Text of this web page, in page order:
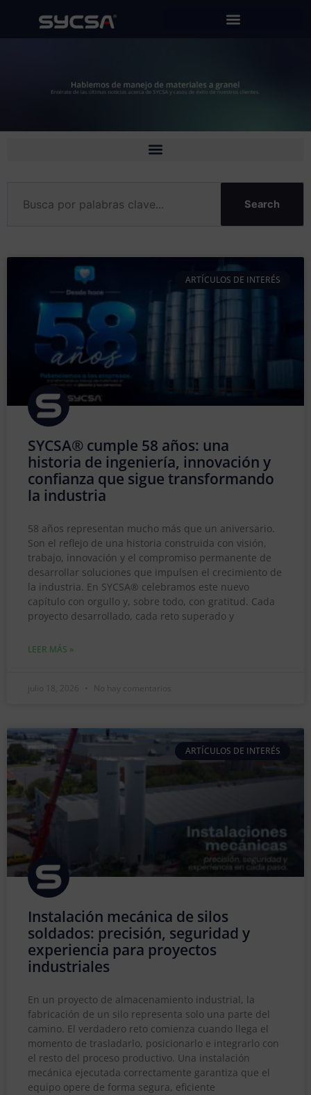
Search
ARTÍCULOS DE INTERÉS
SYCSA® cumple 58 años: una
historia de ingeniería, innovación y
confianza que sigue transformando
la industria
58 años representan mucho más que un aniversario.
Son el reflejo de una historia construida con visión,
trabajo, innovación y el compromiso permanente de
desarrollar soluciones que impulsen el crecimiento de
la industria. En SYCSA® celebramos este nuevo
capítulo con orgullo y, sobre todo, con gratitud. Cada
proyecto desarrollado, cada reto superado y
LEER MÁS »
julio 18, 2026 No hay comentarios
ARTÍCULOS DE INTERÉS
Instalación mecánica de silos
soldados: precisión, seguridad y
experiencia para proyectos
industriales
En un proyecto de almacenamiento industrial, la
fabricación de un silo representa solo una parte del
camino. El verdadero reto comienza cuando llega el
momento de trasladarlo, posicionarlo e integrarlo con
el resto del proceso productivo. Una instalación
mecánica ejecutada correctamente garantiza que el
equipo opere de forma segura, eficiente